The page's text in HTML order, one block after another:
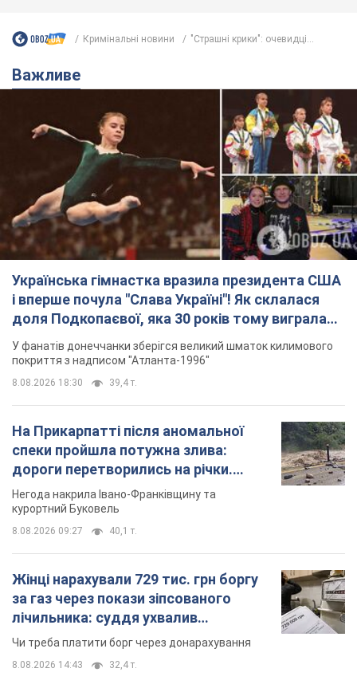
і вперше почула "Слава Україні"! Як склалася
доля Подкопаєвої, яка 30 років тому виграла
"золото" Олімпіади
У фанатів донеччанки зберігся великий шматок килимового
покриття з надписом "Атланта-1996"
8.08.2026 18:30 39,4 т.
На Прикарпатті після аномальної
спеки пройшла потужна злива:
дороги перетворились на річки.
Відео
курортний Буковель
8.08.2026 09:27 40,1 т.
Жінці нарахували 729 тис. грн боргу
за газ через покази зіпсованого
8.08.2026 14:43